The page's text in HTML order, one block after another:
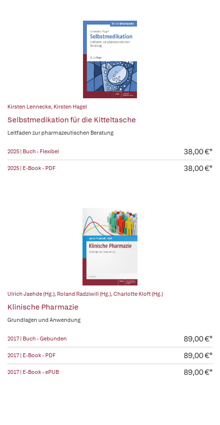
Kirsten Lennecke, Kirsten Hagel
Selbstmedikation für die Kitteltasche
Leitfaden zur pharmazeutischen Beratung
2025 | Buch - Flexibel 38,00 €*
2025 | E-Book - PDF 38,00 €*
Ulrich Jaehde (Hg.), Roland Radziwill (Hg.),Charlotte Kloft (Hg.)
Klinische Pharmazie
Grundlagen und Anwendung
2017 | Buch - Gebunden 89,00 €*
2017 | E-Book - PDF 89,00 €*
2017 | E-Book - ePUB 89,00 €*